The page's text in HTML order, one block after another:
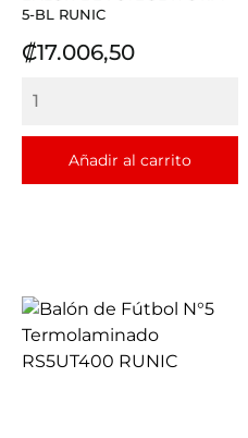
5-BL RUNIC
Precio
₡17.006,50
Añadir al carrito